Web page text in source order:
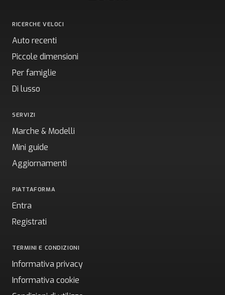
RICERCHE VELOCI
Auto recenti
Piccole dimensioni
Per famiglie
Di lusso
SERVIZI
Marche & Modelli
Mini guide
Aggiornamenti
PIATTAFORMA
Entra
Registrati
TERMINI E CONDIZIONI
Informativa privacy
Informativa cookie